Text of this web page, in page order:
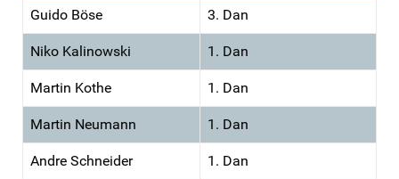
Guido Böse 3. Dan
Niko Kalinowski 1. Dan
Martin Kothe 1. Dan
Martin Neumann 1. Dan
Andre Schneider 1. Dan